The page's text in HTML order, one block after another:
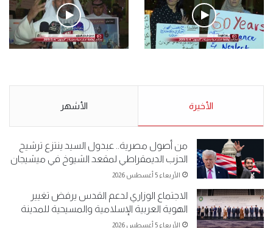
.وقفة احتجاجية رمزية لـ”#البدون” في ساحة الإرادة 4-5-2019.
الأحد 5 مايو 2019
5-2019.
نبيع مخدرات يعني ولا خمر؟!.
الأخيرة الأشهر
من أصول مصرية.. عبدول السيد ينتزع ترشيح
الحزب الديمقراطي لمقعد الشيوخ في ميشيجان
الأربعاء 5 أغسطس 2026
الاجتماع الوزاري لدعم القدس يرفض تغيير
الهوية العربية الإسلامية والمسيحية للمدينة
الأربعاء 5 أغسطس 2026